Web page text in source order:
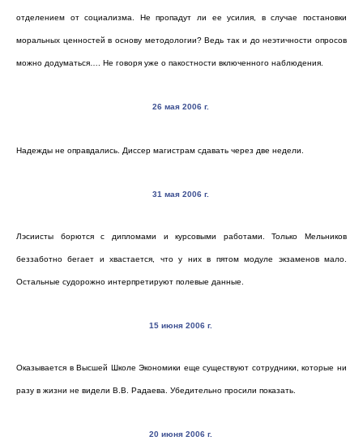
отделением от социализма. Не пропадут ли ее усилия, в случае постановки
моральных ценностей в основу методологии? Ведь так и до неэтичности опросов
можно додуматься…. Не говоря уже о пакостности включенного наблюдения.
26 мая 2006 г.
Надежды не оправдались. Диссер магистрам сдавать через две недели.
31 мая 2006 г.
Лэсиисты борются с дипломами и курсовыми работами. Только Мельников
беззаботно бегает и хвастается, что у них в пятом модуле экзаменов мало.
Остальные судорожно интерпретируют полевые данные.
15 июня 2006 г.
Оказывается в Высшей Школе Экономики еще существуют сотрудники, которые ни
разу в жизни не видели В.В. Радаева. Убедительно просили показать.
20 июня 2006 г.